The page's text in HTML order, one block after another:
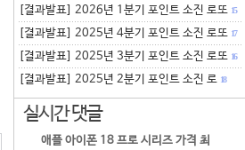
[결과발표] 2026년 1분기 포인트 소진 로또 15
[결과발표] 2025년 4분기 포인트 소진 로또 17
[결과발표] 2025년 3분기 포인트 소진 로또 16
[결과발표] 2025년 2분기 포인트 소진 로 18
실시간 댓글
애플 아이폰 18 프로 시리즈 가격 최